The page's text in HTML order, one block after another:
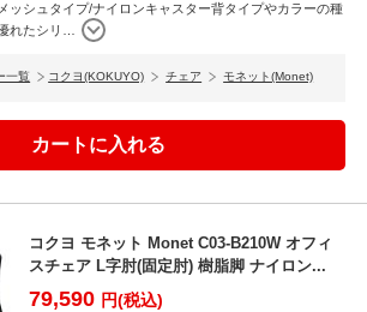
ッシュタイプ/ナイロンキャスター背タイプやカラーの種
れたシリ
一覧 コクヨ(KOKUYO) チェア モネット(Monet)
コクヨ モネット Monet C03-B210W オフィ
スチェア L字肘(固定肘) 樹脂脚 ナイロン...
79,590 円(税込)